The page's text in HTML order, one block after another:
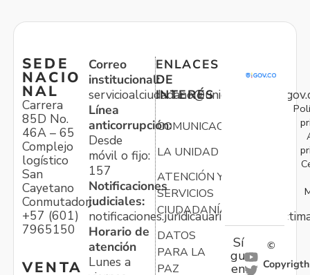
SEDE
NACIO
NAL
Carrera
85D No.
46A – 65
Complejo
logístico
San
Cayetano
Conmutador:
+57 (601)
7965150
VENTA
Correo
institucional:
Línea
anticorrupción:
Desde
móvil o fijo:
157
Notificaciones
judiciales:
Horario de
atención
Lunes a
ENLACES
DE
INTERÉS
COMUNICACIONES
LA UNIDAD
ATENCIÓN Y
SERVICIOS
CIUDADANÍA
DATOS
PARA LA
PAZ
Sí
gu
en
©
Copyrigth